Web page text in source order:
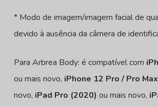
* Modo de imagem/imagem facial de
devido à ausência da câmera de
Para Arbrea Body: é compatível com
ou mais novo, iPhone 12 Pro / Pro
novo, iPad Pro (2020) ou mais novo,